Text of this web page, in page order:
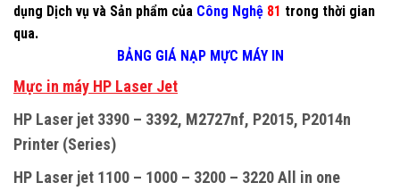
dụng Dịch vụ và Sản phẩm của Công Nghệ 81 trong thời gian
qua.
BẢNG GIÁ NẠP MỰC MÁY IN
Mực in máy HP Laser Jet
HP Laser jet 3390 – 3392, M2727nf, P2015, P2014n
Printer (Series)
HP Laser jet 1100 – 1000 – 3200 – 3220 All in one